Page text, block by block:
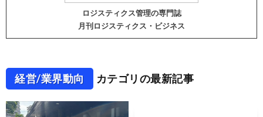
ロジスティクス管理の専門誌
月刊ロジスティクス・ビジネス
経営/業界動向 カテゴリの最新記事